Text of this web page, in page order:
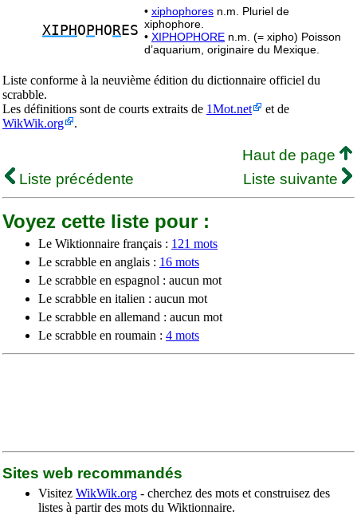
XIPH O P HO RES
• xiphophores n.m. Pluriel de
xiphophore.
• XIPHOPHORE n.m. (= xipho) Poisson
d’aquarium, originaire du Mexique.
Liste conforme à la neuvième édition du dictionnaire officiel du
scrabble.
Les définitions sont de courts extraits de 1Mot.net
et de
WikWik.org
.
Haut de page
Liste précédente
Liste suivante
Voyez cette liste pour :
Le Wiktionnaire français : 121 mots
Le scrabble en anglais : 16 mots
Le scrabble en espagnol : aucun mot
Le scrabble en italien : aucun mot
Le scrabble en allemand : aucun mot
Le scrabble en roumain : 4 mots
Sites web recommandés
Visitez WikWik.org - cherchez des mots et construisez des
listes à partir des mots du Wiktionnaire.